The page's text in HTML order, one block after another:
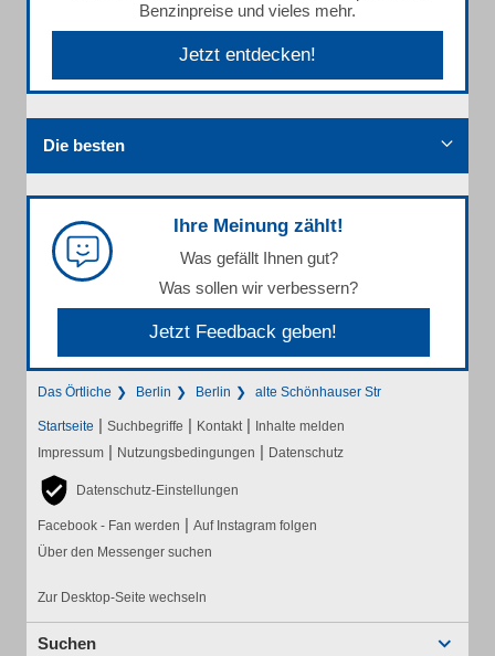
Benzinpreise und vieles mehr.
Jetzt entdecken!
Die besten
Ihre Meinung zählt!
Was gefällt Ihnen gut?
Was sollen wir verbessern?
Jetzt Feedback geben!
Das Örtliche Berlin Berlin alte Schönhauser Str
Startseite | Suchbegriffe | Kontakt | Inhalte melden
Impressum | Nutzungsbedingungen | Datenschutz
Datenschutz-Einstellungen
Facebook - Fan werden | Auf Instagram folgen
Über den Messenger suchen
Zur Desktop-Seite wechseln
Suchen